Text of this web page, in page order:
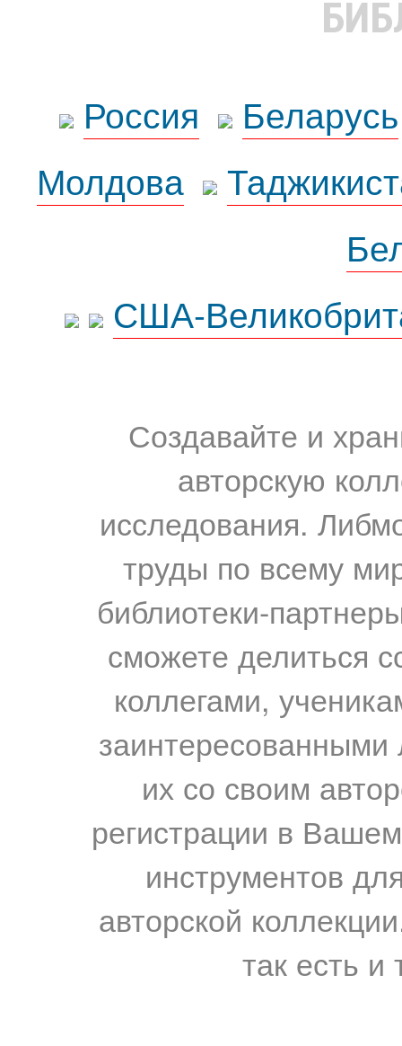
Россия
Беларусь
Молдова
США-
Создавайте и
авторскую
исследования.
труды по всему
библиотеки-
сможете делиться
коллегами,
их со своим
регистрации в
инструментов
авторской
так есть и